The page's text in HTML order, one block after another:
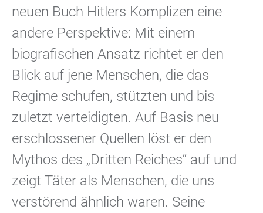
neuen Buch Hitlers Komplizen eine
andere Perspektive: Mit einem
biografischen Ansatz richtet er den
Blick auf jene Menschen, die das
Regime schufen, stützten und bis
zuletzt verteidigten. Auf Basis neu
erschlossener Quellen löst er den
Mythos des „Dritten Reiches“ auf und
zeigt Täter als Menschen, die uns
verstörend ähnlich waren. Seine